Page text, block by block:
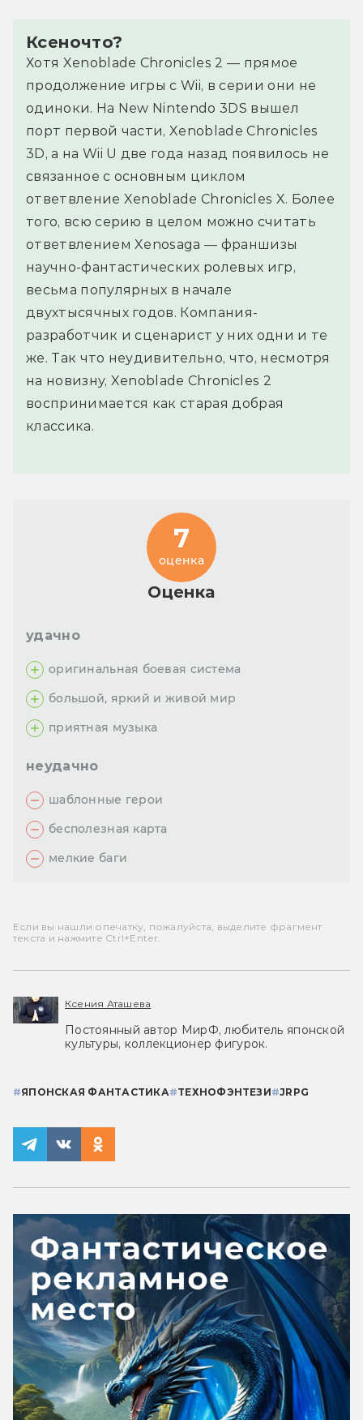
Ксеночто?
Хотя Xenoblade Chronicles 2 — прямое
продолжение игры с Wii, в серии они не
одиноки. На New Nintendo 3DS вышел
порт первой части, Xenoblade Chronicles
3D, а на Wii U две года назад появилось не
связанное с основным циклом
ответвление Xenoblade Chronicles X. Более
того, всю серию в целом можно считать
ответвлением Xenosaga — франшизы
научно-фантастических ролевых игр,
весьма популярных в начале
двухтысячных годов. Компания-
разработчик и сценарист у них одни и те
же. Так что неудивительно, что, несмотря
на новизну, Xenoblade Chronicles 2
воспринимается как старая добрая
классика.
Оценка
7
оценка
удачно
оригинальная боевая система
большой, яркий и живой мир
приятная музыка
неудачно
шаблонные герои
бесполезная карта
мелкие баги
Если вы нашли опечатку, пожалуйста, выделите фрагмент
текста и нажмите Ctrl+Enter.
Ксения Аташева
Постоянный автор МирФ, любитель японской
культуры, коллекционер фигурок.
#ЯПОНСКАЯ ФАНТАСТИКА#ТЕХНОФЭНТЕЗИ#JRPG